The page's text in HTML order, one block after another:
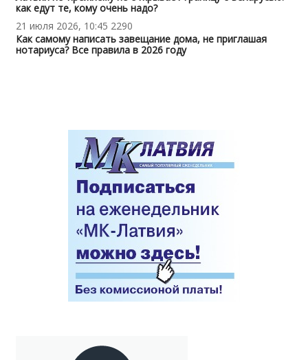
как едут те, кому очень надо?
21 июля 2026, 10:45 2290
Как самому написать завещание дома, не приглашая
нотариуса? Все правила в 2026 году